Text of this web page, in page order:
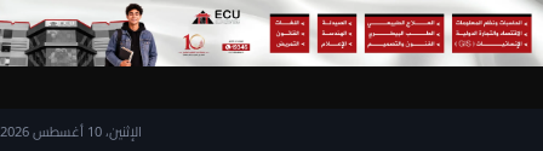
الإثنين، 10 أغسطس 2026